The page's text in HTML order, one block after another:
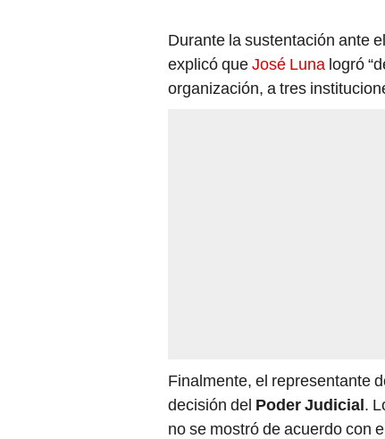
Durante la sustentación ante el
explicó queJosé Luna logró
organización, a tres
Finalmente, el representante
decisión del Poder Judicial.
no se mostró de acuerdo con